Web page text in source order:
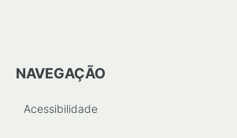
NAVEGAÇÃO
Acessibilidade